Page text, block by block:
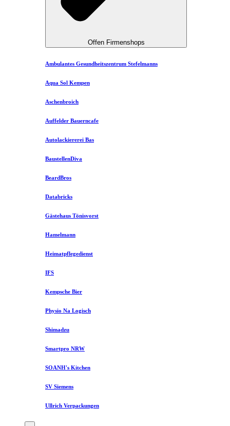
Offen Firmenshops
Ambulantes Gesundheitszentrum Stefelmanns
Aqua Sol Kempen
Aschenbroich
Auffelder Bauerncafe
Autolackiererei Bas
BaustellenDiva
BeardBros
Databricks
Gästehaus Tönisvorst
Hamelmann
Heimatpflegedienst
IFS
Kempsche Bier
Physio Na Logisch
Shimadzu
Smartpro NRW
SOANH's Kitchen
SV Siemens
Ullrich Verpackungen